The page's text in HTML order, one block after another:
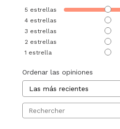
5 estrellas
4 estrellas
3 estrellas
2 estrellas
1 estrella
Ordenar las opiniones